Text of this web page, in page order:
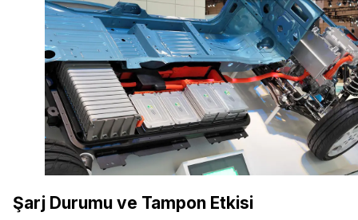
Şarj Durumu ve Tampon Etkisi